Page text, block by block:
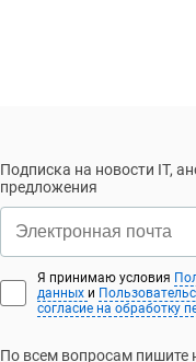
Подписка на новости IT,
предложения
Я принимаю условия
данных и
согласие на обработку
По всем вопросам пишите